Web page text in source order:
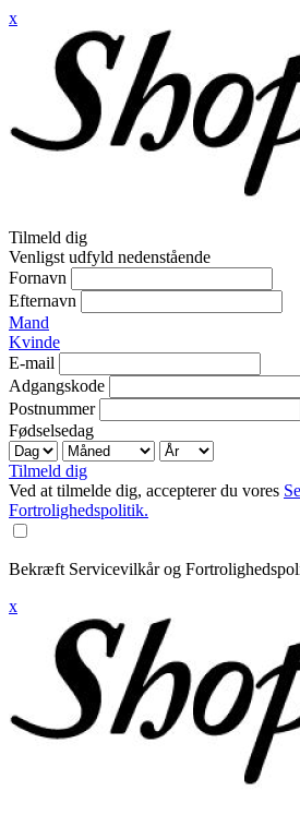
x
Tilmeld dig
Venligst udfyld nedenstående
Fornavn
Efternavn
Mand
Kvinde
E-mail
Adgangskode
Postnummer
Fødselsedag
Tilmeld dig
Ved at tilmelde dig, accepterer du vores
Fortrolighedspolitik.
Bekræft Servicevilkår og
x